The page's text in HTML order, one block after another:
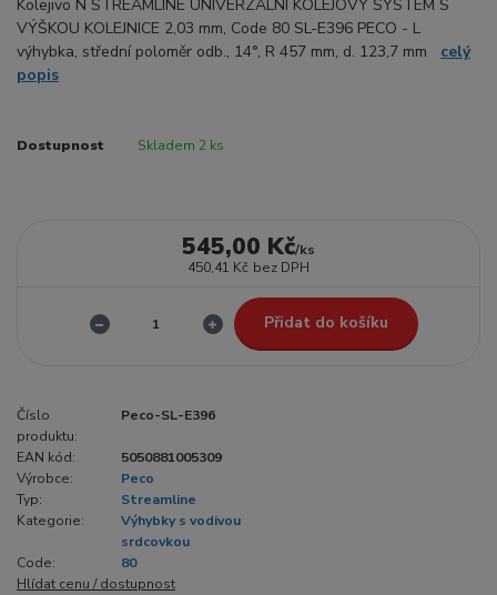
Kolejivo N STREAMLINE UNIVERZÁLNÍ KOLEJOVÝ SYSTÉM S
VÝŠKOU KOLEJNICE 2,03 mm, Code 80 SL-E396 PECO - L
výhybka, střední poloměr odb., 14°, R 457 mm, d. 123,7 mm celý
popis
Dostupnost Skladem 2 ks
545,00 Kč/ks
450,41 Kč bez DPH
Přidat do košíku
Číslo
produktu:
Peco-SL-E396
EAN kód:
5050881005309
Výrobce:
Peco
Typ:
Streamline
Kategorie:
Výhybky s vodivou
srdcovkou
Code:
80
Hlídat cenu / dostupnost